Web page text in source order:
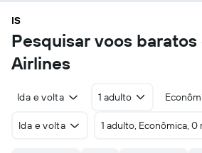
IS
Pesquisar voos
Airlines
Ida e volta 1 adulto
Ida e volta 1 adulto, Econômica, 0